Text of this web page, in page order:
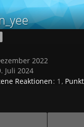
2022
Juli 2024
Reaktionen 1